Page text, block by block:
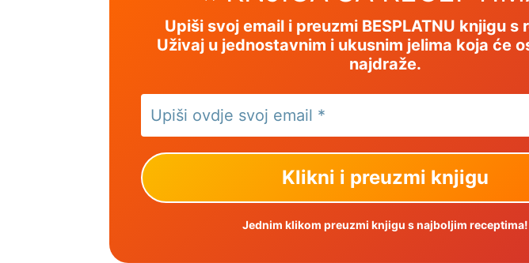
Upiši svoj email i preuzmi BESPLATNU knjigu s
Uživaj u jednostavnim i ukusnim jelima koja će
najdraže.
Jednim klikom preuzmi knjigu s najboljim receptima!